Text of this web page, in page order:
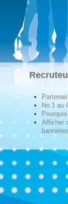
No 1 au
Afficher